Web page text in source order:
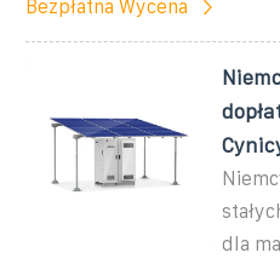
Bezpłatna Wycena
dla